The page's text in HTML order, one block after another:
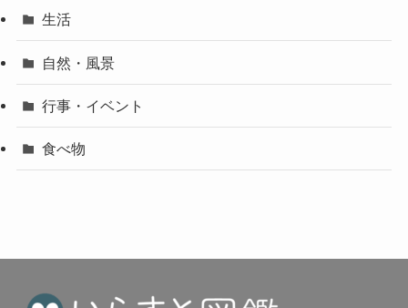
生活
自然・風景
行事・イベント
食べ物